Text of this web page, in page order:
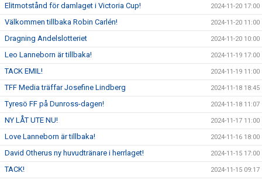
Elitmotstånd för damlaget i Victoria Cup! 2024-11-20 17:00
Välkommen tillbaka Robin Carlén! 2024-11-20 11:00
Dragning Andelslotteriet 2024-11-20 10:00
Leo Lanneborn är tillbaka! 2024-11-19 17:00
TACK EMIL! 2024-11-19 11:00
TFF Media träffar Josefine Lindberg 2024-11-18 18:45
Tyresö FF på Dunross-dagen! 2024-11-18 11:07
NY LÅT UTE NU! 2024-11-17 11:00
Love Lanneborn är tillbaka! 2024-11-16 18:00
David Otherus ny huvudtränare i herrlaget! 2024-11-15 17:00
TACK! 2024-11-15 09:17